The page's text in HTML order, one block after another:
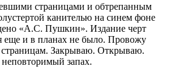
страницами и обтрепанным
канителью на синем фоне
«А.С. Пушкин». Издание черт
еще и в планах не было. Провожу
Закрываю. Открываю.
запах.